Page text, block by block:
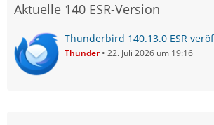
Aktuelle 140 ESR-Version
Thunderbird 140.13.0 ESR
Thunder 22. Juli 2026 um 19:16